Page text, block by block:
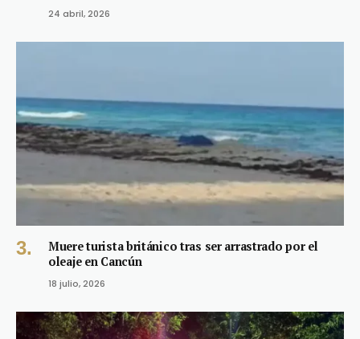
24 abril, 2026
Muere turista británico tras ser arrastrado por el
oleaje en Cancún
18 julio, 2026